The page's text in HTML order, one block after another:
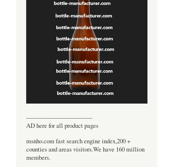
----------------------------------
AD here for all product pages
msnho.com fast search engine index,200 +
counties and areas visitors.We have 160 million
members.